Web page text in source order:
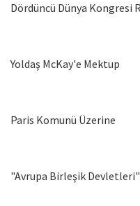
Dördüncü Dünya Kongresi
Yoldaş McKay'e Mektup
Paris Komunü Üzerine
"Avrupa Birleşik Devletleri"